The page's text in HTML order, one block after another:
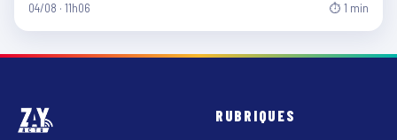
04/08 · 11h06 ⏱ 1 min
RUBRIQUES